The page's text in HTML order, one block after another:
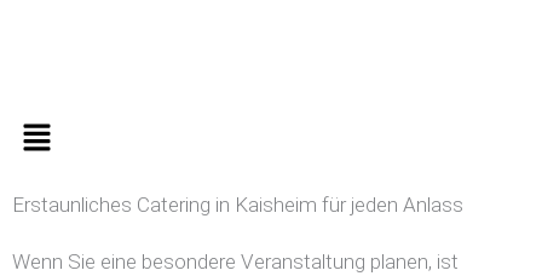
Menü
Erstaunliches Catering in Kaisheim für jeden Anlass
Wenn Sie eine besondere Veranstaltung planen, ist